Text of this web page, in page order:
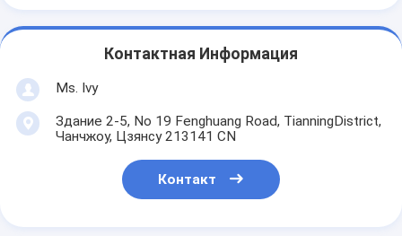
Контактная Информация
Ms. Ivy
Здание 2-5, No 19 Fenghuang Road, TianningDistrict,
Чанчжоу, Цзянсу 213141 CN
Контакт